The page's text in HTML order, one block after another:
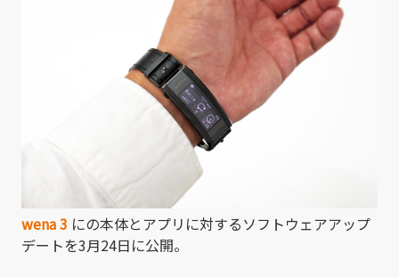
wena 3 にの本体とアプリに対するソフトウェアアップ
デートを3月24日に公開。